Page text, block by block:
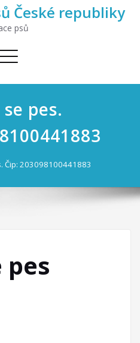
České republiky
psů
Toggle
pes.
Čip: 203098100441883
pes